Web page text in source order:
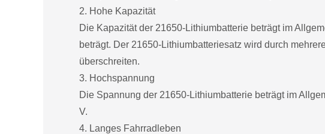
2. Hohe Kapazität
Die Kapazität der 21650-Lithiumbatterie beträgt im
beträgt. Der 21650-Lithiumbatteriesatz wird durch
überschreiten.
3. Hochspannung
Die Spannung der 21650-Lithiumbatterie beträgt im
V.
4. Langes Fahrradleben